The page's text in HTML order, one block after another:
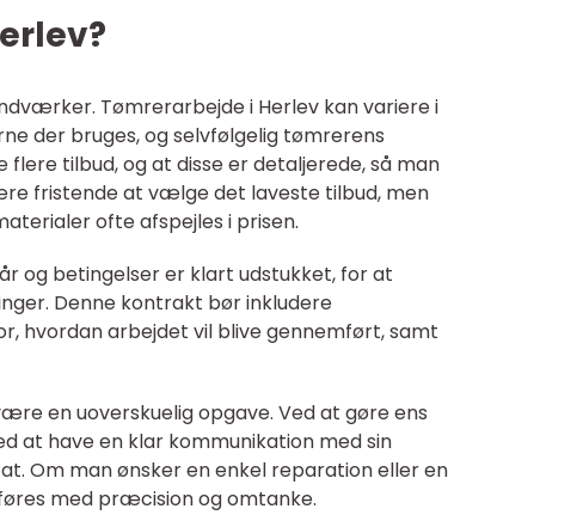
Tømrerarbejde i Herlev kan variere i
der bruges, og selvfølgelig tømrerens
tilbud, og at disse er detaljerede, så man
fristende at vælge det laveste tilbud, men
ofte afspejles i prisen.
og betingelser er klart udstukket, for at
Denne kontrakt bør inkludere
hvordan arbejdet vil blive gennemført, samt
en uoverskuelig opgave. Ved at gøre ens
at have en klar kommunikation med sin
Om man ønsker en enkel reparation eller en
med præcision og omtanke.